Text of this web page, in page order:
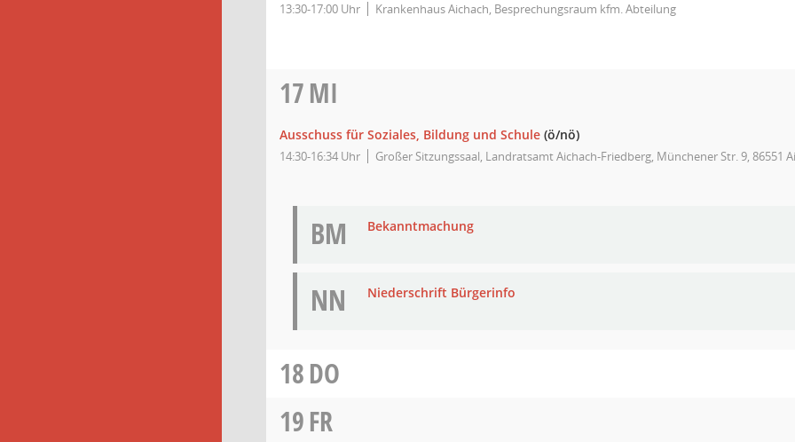
13:30-17:00 Uhr Krankenhaus Aichach, Besprechungsraum kfm. Abteilung
17MI
Ausschuss für Soziales, Bildung und Schule (ö/nö)
14:30-16:34 Uhr Großer Sitzungssaal, Landratsamt Aichach-Friedberg, Münchener Str. 9, 86551
BM Bekanntmachung
NN Niederschrift Bürgerinfo
18DO
19FR